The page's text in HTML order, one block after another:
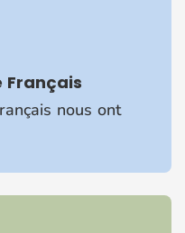
Français
nous ont